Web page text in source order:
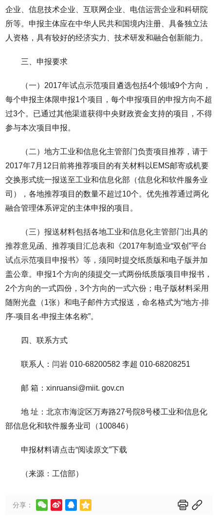
企业、信息技术企业、互联网企业、电信运营企业和科研院
所等。申报主体应在中华人民共和国境内注册、具备独立法
人资格，具有较好的经济实力、技术研发和融合创新能力。
三、申报要求
（一）2017年试点示范项目遴选包括4个领域9个方向，
每个申报主体限申报1个项目，每个申报项目的申报方向不超
过3个。已通过其他渠道获得中央财政资金支持的项目，不得
参与本次项目申报。
（二）地方工业和信息化主管部门负责项目推荐，请于
2017年7月12日前将推荐项目的有关材料以EMS邮寄或机要
交换形式统一报送至工业和信息化部（信息化和软件服务业
司），各地推荐项目的数量不超过10个。优先推荐通过两化
融合管理体系评定的主体申报的项目。
（三）报送材料包括各地工业和信息化主管部门出具的
推荐意见函、推荐项目汇总表和《2017年制造业“双创”平台
试点示范项目申报书》等，须同时提交纸质版和电子版并加
盖公章。申报1个方向的须提交一式两份纸质版项目申报书，
2个方向的一式四份，3个方向的一式六份；电子版材料采用
随附光盘（1张）和电子邮件方式报送，命名格式为“地方-排
序-项目名-申报主体名称”。
四、联系方式
联系人：闫岩 010-68200582 李超 010-68208251
邮 箱：xinruansi@miit. gov.cn
地 址：北京市海淀区万寿路27号院8号楼工业和信息化
部信息化和软件服务业司（100846）
申报材料请点击“阅读原文”下载
（来源：工信部）
分享：      